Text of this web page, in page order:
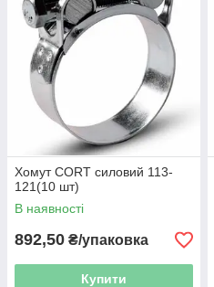
Хомут CORT силовий 113-
121(10 шт)
В наявності
892,50 ₴/упаковка
Купити